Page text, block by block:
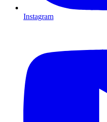
Instagram